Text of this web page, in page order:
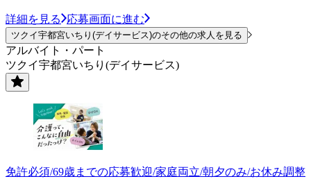
詳細を見る 応募画面に進む
ツクイ宇都宮いちり(デイサービス)のその他の求人を見る
アルバイト・パート
ツクイ宇都宮いちり(デイサービス)
免許必須/69歳までの応募歓迎/家庭両立/朝夕のみ/お休み調整